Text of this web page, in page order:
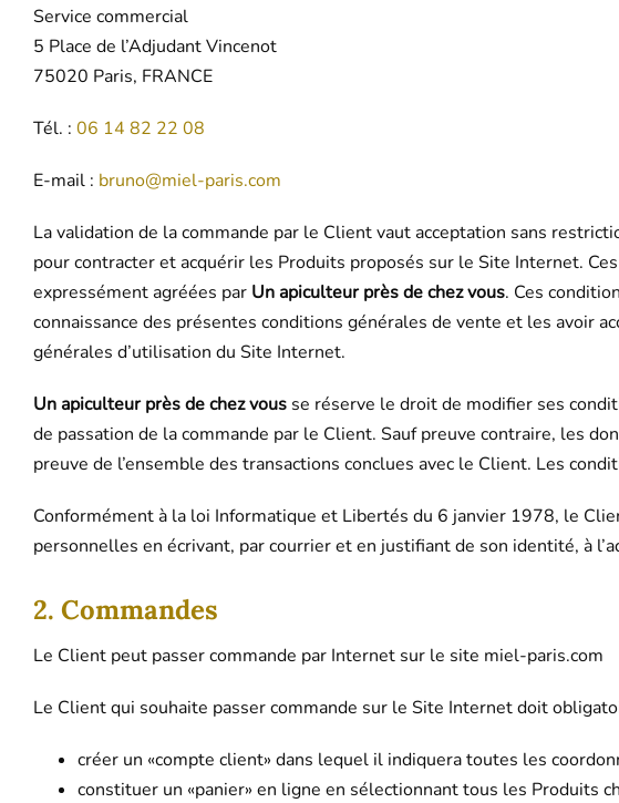
Service commercial
5 Place de l’Adjudant Vincenot
75020 Paris, FRANCE
Tél. : 06 14 82 22 08
E-mail : bruno@miel-paris.com
La validation de la commande par le Client vaut acceptation sans
pour contracter et acquérir les Produits proposés sur le Site Internet.
expressément agréées par Un apiculteur près de chez vous. Ces
connaissance des présentes conditions générales de vente et les avoir
générales d’utilisation du Site Internet.
Un apiculteur près de chez vousse réserve le droit de modifier ses
de passation de la commande par le Client. Sauf preuve contraire, les
preuve de l’ensemble des transactions conclues avec le Client. Les
Conformément à la loi Informatique et Libertés du 6 janvier 1978, le
personnelles en écrivant, par courrier et en justifiant de son identité, à
2. Commandes
Le Client peut passer commande par Internet sur le site miel-paris.com
Le Client qui souhaite passer commande sur le Site Internet doit
créer un «compte client» dans lequel il indiquera toutes les
constituer un «panier» en ligne en sélectionnant tous les Produits